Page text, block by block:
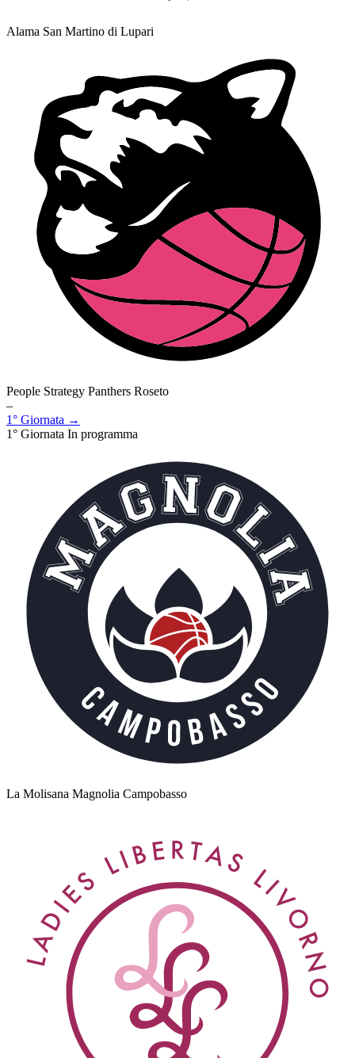
Alama San Martino di Lupari
People Strategy Panthers Roseto
–
1° Giornata →
1° Giornata In programma
La Molisana Magnolia Campobasso